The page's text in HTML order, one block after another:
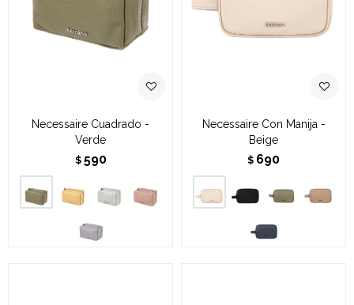
Necessaire Cuadrado -
Verde
$ 590
Necessaire Con Manija -
Beige
$ 690